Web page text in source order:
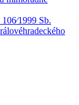
Sb.